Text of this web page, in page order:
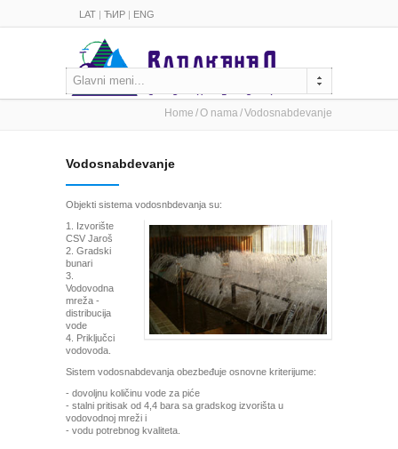
LAT | ЋИР | ENG
Glavni meni...
Home O nama Vodosnabdevanje
Vodosnabdevanje
Objekti sistema vodosnbdevanja su:
1. Izvorište
CSV Jaroš
2. Gradski
bunari
3.
Vodovodna
mreža -
distribucija
vode
4. Priključci
vodovoda.
Sistem vodosnabdevanja obezbeđuje osnovne kriterijume:
- dovoljnu količinu vode za piće
- stalni pritisak od 4,4 bara sa gradskog izvorišta u
vodovodnoj mreži i
- vodu potrebnog kvaliteta.